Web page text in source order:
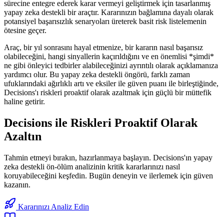
sürecine entegre ederek karar vermeyi geliştirmek için tasarlanmış
yapay zeka destekli bir araçtır. Kararınızın bağlamına dayalı olarak
potansiyel başarısızlık senaryoları üreterek basit risk listelemenin
ötesine geçer.
Araç, bir yıl sonrasını hayal etmenize, bir kararın nasıl başarısız
olabileceğini, hangi sinyallerin kaçırıldığını ve en önemlisi *şimdi*
ne gibi önleyici tedbirler alabileceğinizi ayrıntılı olarak açıklamanıza
yardımcı olur. Bu yapay zeka destekli öngörü, farklı zaman
ufuklarındaki ağırlıklı artı ve eksiler ile güven puanı ile birleştiğinde,
Decisions'ı riskleri proaktif olarak azaltmak için güçlü bir müttefik
haline getirir.
Decisions ile Riskleri Proaktif Olarak
Azaltın
Tahmin etmeyi bırakın, hazırlanmaya başlayın. Decisions'ın yapay
zeka destekli ön-ölüm analizinin kritik kararlarınızı nasıl
koruyabileceğini keşfedin. Bugün deneyin ve ilerlemek için güven
kazanın.
Kararınızı Analiz Edin